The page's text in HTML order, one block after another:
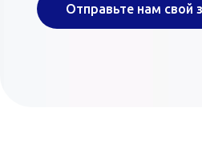
Отправьте нам свой